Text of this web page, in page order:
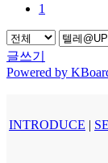
1
글쓰기
Powered by
INTRODUCE